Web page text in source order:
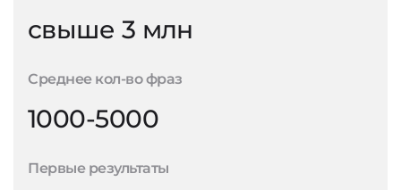
свыше 3 млн
Среднее кол-во фраз
1000-5000
Первые результаты